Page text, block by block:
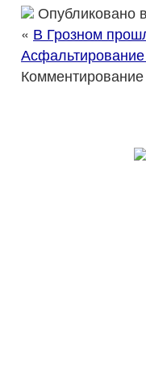
Опубликовано
« В Грозном